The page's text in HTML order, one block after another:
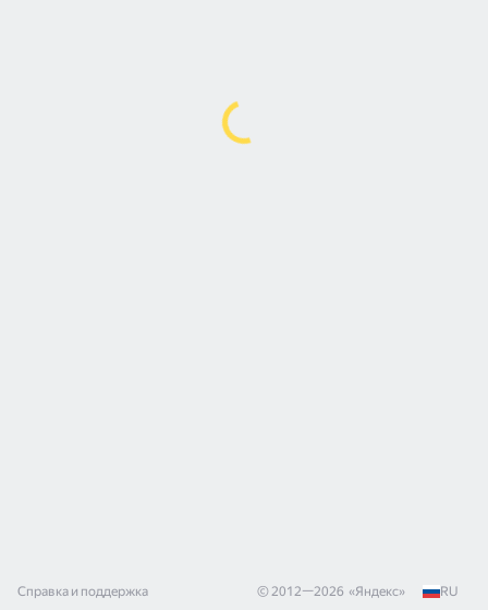
Справка и поддержка © 2012—2026 «Яндекс» RU